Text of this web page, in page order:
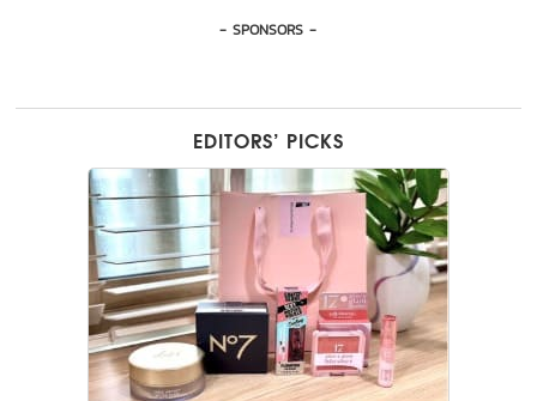
- SPONSORS -
EDITORS’ PICKS